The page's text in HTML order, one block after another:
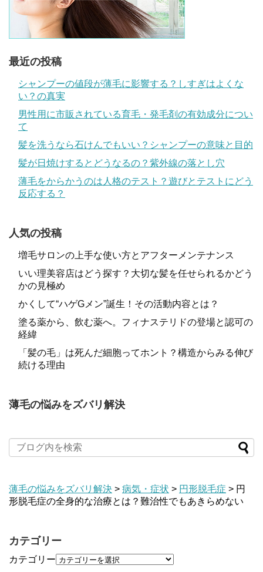
最近の投稿
シャンプーの値段が薄毛に影響する？しすぎはよくな
い？の真実
男性用に市販されている育毛・発毛剤の有効成分につい
て
髪を洗うなら石けんでもいい？シャンプーの意味と目的
髪が日焼けするとどうなるの？紫外線の落とし穴
薄毛をからかうのは人格のテスト？遊びとテストにどう
反応する？
人気の投稿
増毛サロンの上手な使い方とアフターメンテナンス
いい理美容店はどう探す？大切な髪を任せられるかどう
かの見極め
かくして“ハゲGメン”誕生！その活動内容とは？
塗る薬から、飲む薬へ。フィナステリドの登場と認可の
経緯
「髪の毛」は死んだ細胞ってホント？構造からみる伸び
続ける理由
薄毛の悩みをズバリ解決
薄毛の悩みをズバリ解決 > 病気・症状 > 円形脱毛症 > 円
形脱毛症の全身的な治療とは？難治性でもあきらめない
カテゴリー
カテゴリー